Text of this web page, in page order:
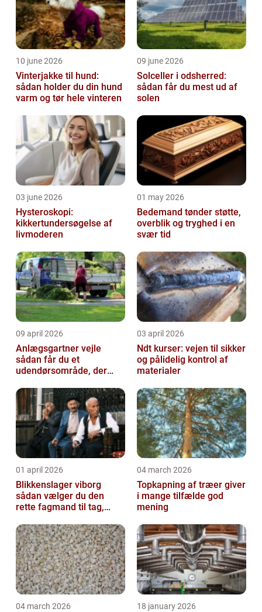
10 june 2026
Vinterjakke til hund:
sådan holder du din hund
varm og tør hele vinteren
09 june 2026
Solceller i odsherred:
sådan får du mest ud af
solen
03 june 2026
Hysteroskopi:
kikkertundersøgelse af
livmoderen
01 may 2026
Bedemand tønder støtte,
overblik og tryghed i en
svær tid
09 april 2026
Anlægsgartner vejle
sådan får du et
udendørsområde, der
03 april 2026
Ndt kurser: vejen til sikker
og pålidelig kontrol af
materialer
01 april 2026
Blikkenslager viborg
sådan vælger du den
rette fagmand til tag,
04 march 2026
Topkapning af træer giver
i mange tilfælde god
mening
04 march 2026 18 january 2026